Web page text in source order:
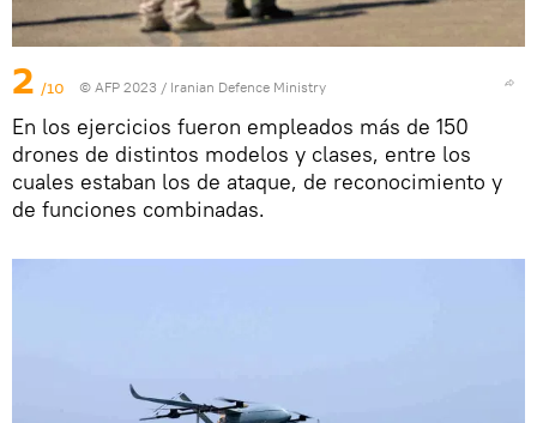
2 /10 © AFP 2023 / Iranian Defence Ministry
En los ejercicios fueron empleados más de 150
drones de distintos modelos y clases, entre los
cuales estaban los de ataque, de reconocimiento y
de funciones combinadas.